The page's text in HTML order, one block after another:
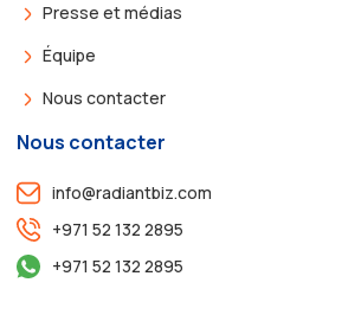
Presse et médias
Équipe
Nous contacter
Nous contacter
info@radiantbiz.com
+971 52 132 2895
+971 52 132 2895